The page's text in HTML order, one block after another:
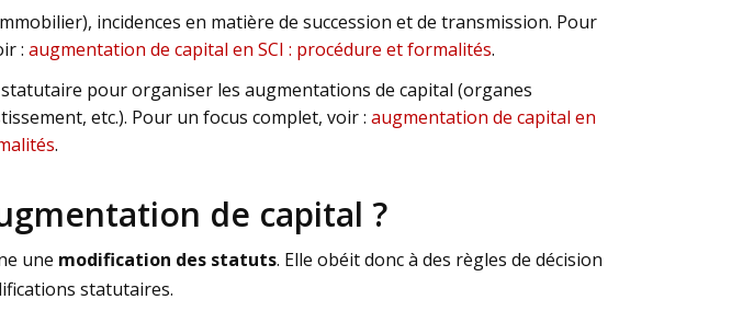
incidences en matière de succession et de transmission. Pour
: augmentation de capital en SCI : procédure et formalités.
pour organiser les augmentations de capital (organes
etc.). Pour un focus complet, voir : augmentation de capital en
.
de capital ?
une modification des statuts. Elle obéit donc à des règles de décision
statutaires.